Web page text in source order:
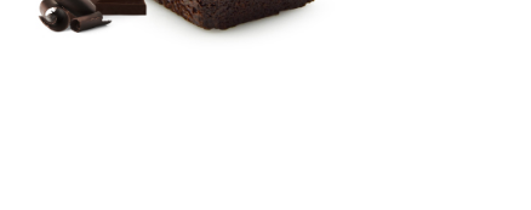
Bolos